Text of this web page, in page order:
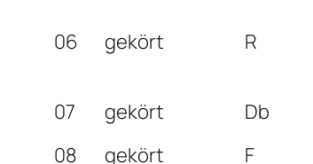
06 gekört R
07 gekört Db
08
gekört F